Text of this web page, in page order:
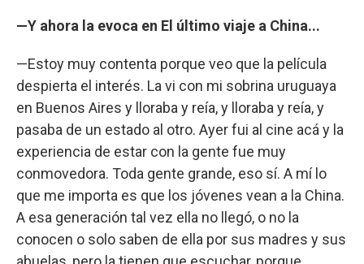
—Y ahora la evoca en El último viaje a China...
—Estoy muy contenta porque veo que la película
despierta el interés. La vi con mi sobrina uruguaya
en Buenos Aires y lloraba y reía, y lloraba y reía, y
pasaba de un estado al otro. Ayer fui al cine acá y la
experiencia de estar con la gente fue muy
conmovedora. Toda gente grande, eso sí. A mí lo
que me importa es que los jóvenes vean a la China.
A esa generación tal vez ella no llegó, o no la
conocen o solo saben de ella por sus madres y sus